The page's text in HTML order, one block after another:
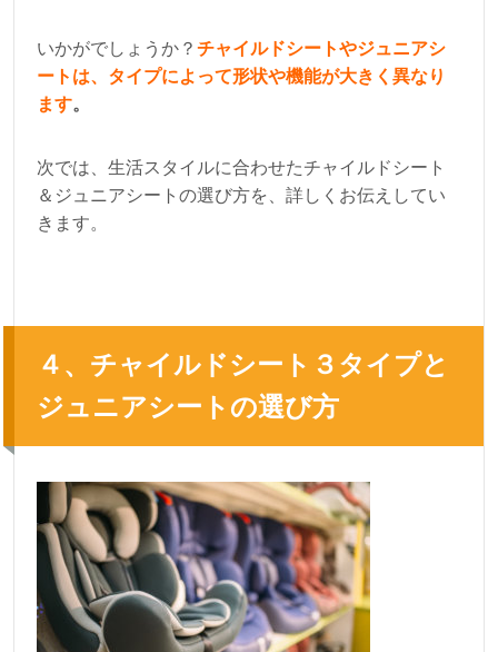
いかがでしょうか？ チャイルドシートやジュニアシ
ートは、タイプによって形状や機能が大きく異なり
ます。
次では、生活スタイルに合わせたチャイルドシート
＆ジュニアシートの選び方を、詳しくお伝えしてい
きます。
４、チャイルドシート３タイプと
ジュニアシートの選び方